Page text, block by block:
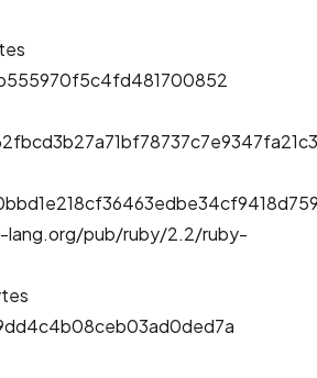
pub/ruby/2.2/ruby-